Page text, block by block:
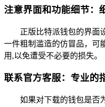
注意界面和功能细节：
正版比特派钱包的界面
一件粗制滥造的仿冒品，可
用,以免遭受不必要的损失。
联系官方客服：专业的
如果对下载的钱包是否